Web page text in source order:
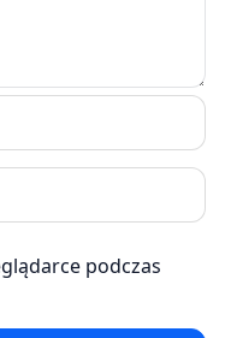
podczas